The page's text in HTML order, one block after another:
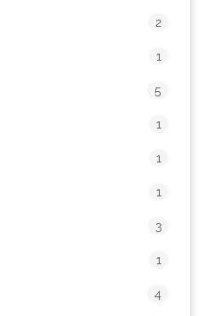
2
1
5
1
1
1
3
1
4